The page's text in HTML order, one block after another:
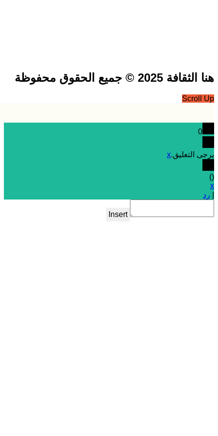
2025 © جميع الحقوق محفوظة
التعليق.x
Insert